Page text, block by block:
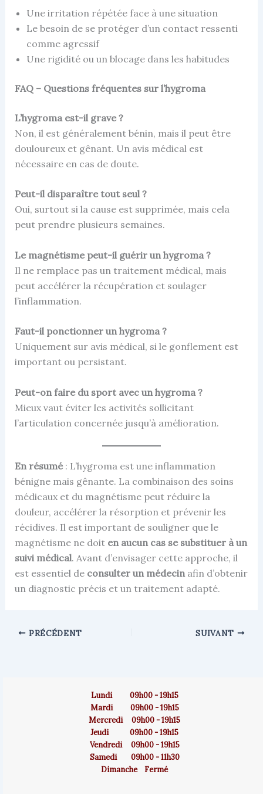
Une irritation répétée face à une situation
Le besoin de se protéger d’un contact ressenti
comme agressif
Une rigidité ou un blocage dans les habitudes
FAQ – Questions fréquentes sur l’hygroma
L’hygroma est-il grave ?
Non, il est généralement bénin, mais il peut être
douloureux et gênant. Un avis médical est
nécessaire en cas de doute.
Peut-il disparaître tout seul ?
Oui, surtout si la cause est supprimée, mais cela
peut prendre plusieurs semaines.
Le magnétisme peut-il guérir un hygroma ?
Il ne remplace pas un traitement médical, mais
peut accélérer la récupération et soulager
l’inflammation.
Faut-il ponctionner un hygroma ?
Uniquement sur avis médical, si le gonflement est
important ou persistant.
Peut-on faire du sport avec un hygroma ?
Mieux vaut éviter les activités sollicitant
l’articulation concernée jusqu’à amélioration.
En résumé: L’hygroma est une inflammation
bénigne mais gênante. La combinaison des soins
médicaux et du magnétisme peut réduire la
douleur, accélérer la résorption et prévenir les
récidives. Il est important de souligner que le
magnétisme ne doit en aucun cas se substituer à un
suivi médical. Avant d’envisager cette approche, il
est essentiel de consulter un médecin afin d’obtenir
un diagnostic précis et un traitement adapté.
PRÉCÉDENT SUIVANT
Lundi 09h00 - 19h15
Mardi 09h00 - 19h15
Mercredi 09h00 - 19h15
Jeudi 09h00 - 19h15
Vendredi 09h00 - 19h15
Samedi 09h00 - 11h30
Dimanche Fermé